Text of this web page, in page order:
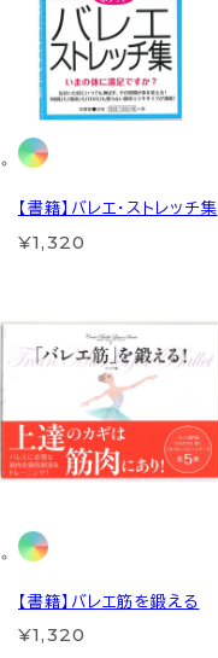
【書籍】バレエ・ストレッチ集
¥1,320
【書籍】バレエ筋を鍛える
¥1,320